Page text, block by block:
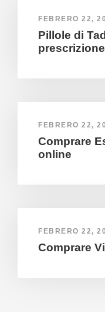
FEBRERO 22,
Pillole di
FEBRERO 22,
Comprare
online
FEBRERO 22,
Comprare